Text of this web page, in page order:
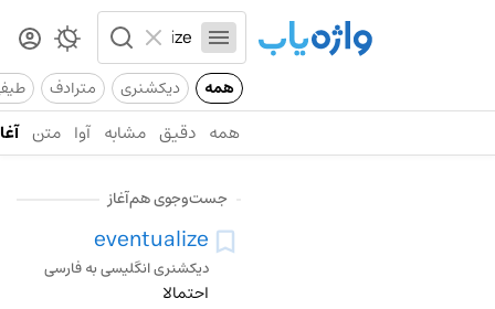
همه دیکشنری مترادف
همه دقیق مشابه آوا متن
جست‌وجوی هم‌آغاز
eventualize
دیکشنری انگلیسی به فارسی
احتمالا